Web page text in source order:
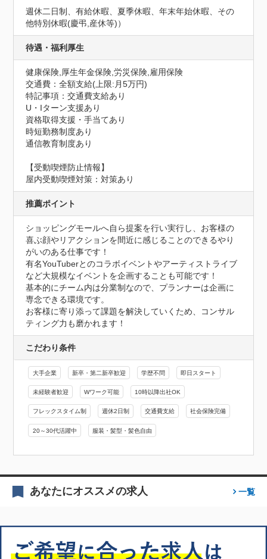
週休二日制、有給休暇、夏季休暇、年末年始休暇、その
他特別休暇(慶弔,産休等)）
待遇・福利厚生
健康保険,厚生年金保険,労災保険,雇用保険
交通費：全額支給(上限:月5万円)
特記事項：交通費支給あり
U・Iターン支援あり
資格取得支援・手当てあり
時短勤務制度あり
通信教育制度あり
【受動喫煙防止情報】
屋内受動喫煙対策：対策あり
推薦ポイント
ショッピングモールへ自ら提案を行い実行し、お客様の
喜ぶ顔やリアクションを間近に感じることのできるやり
がいのある仕事です！
有名YouTuberとのコラボイベントやアーティストライブ
など大規模なイベントを企画することも可能です！
基本的にチーム内は分業制なので、プランナーは企画に
専念できる環境です。
お客様に寄り添って課題を解決していくため、コンサル
ティング力も磨かれます！
こだわり条件
大手企業 新卒・第二新卒歓迎 学歴不問 即日スタート
未経験者歓迎 Wワーク可能 10時以降出社OK
フレックスタイム制 週休2日制 交通費支給 社会保険完備
20～30代活躍中 服装・髪型・髪色自由
あなたにオススメの求人 一覧